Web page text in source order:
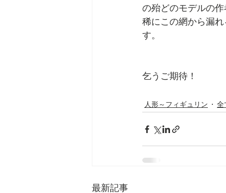
の殆どのモデルの
稀にこの網から漏
す。
乞うご期待！
人形～フィギュリン 全
最新記事